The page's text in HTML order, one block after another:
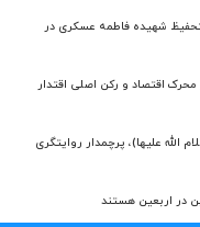
شهیده فاطمه عسکری در
اقتصاد و رکن اصلی اقتدار
علیها)، پرچمدار روایتگری
در اربعین هستند